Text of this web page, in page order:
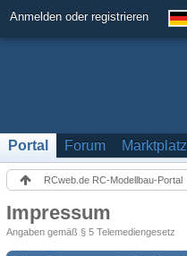
Anmelden oder registrieren
Portal Forum Marktplatz
RCweb.de RC-Modellbau-Portal
Impressum
Angaben gemäß § 5 Telemediengesetz